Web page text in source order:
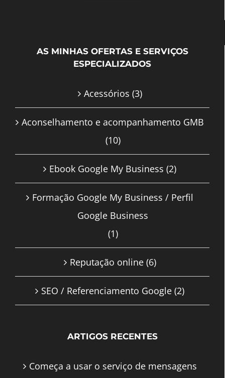
AS MINHAS OFERTAS E SERVIÇOS
ESPECIALIZADOS
Acessórios (3)
Aconselhamento e acompanhamento GMB
(10)
Ebook Google My Business (2)
Formação Google My Business / Perfil
Google Business
(1)
Reputação online (6)
SEO / Referenciamento Google (2)
ARTIGOS RECENTES
Começa a usar o serviço de mensagens